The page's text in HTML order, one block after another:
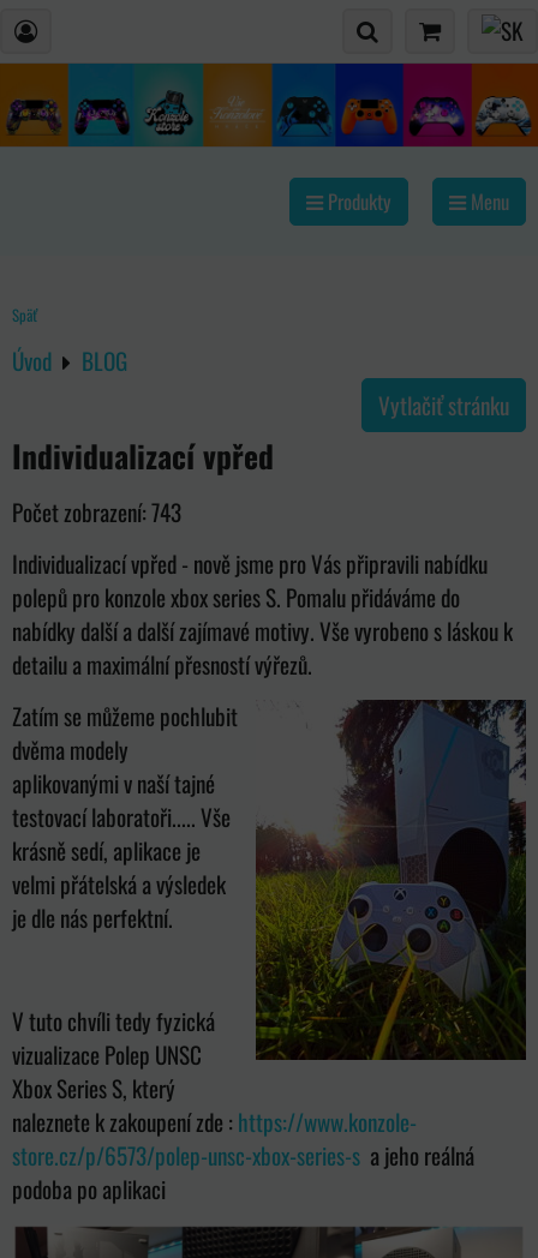
Produkty Menu
Späť
Úvod
BLOG
Vytlačiť stránku
Individualizací vpřed
Počet zobrazení: 743
Individualizací vpřed - nově jsme pro Vás připravili nabídku
polepů pro konzole xbox series S. Pomalu přidáváme do
nabídky další a další zajímavé motivy. Vše vyrobeno s láskou k
detailu a maximální přesností výřezů.
Zatím se můžeme pochlubit
dvěma modely
aplikovanými v naší tajné
testovací laboratoři..... Vše
krásně sedí, aplikace je
velmi přátelská a výsledek
je dle nás perfektní.
V tuto chvíli tedy fyzická
vizualizace Polep UNSC
Xbox Series S, který
naleznete k zakoupení zde : https://www.konzole-
store.cz/p/6573/polep-unsc-xbox-series-s a jeho reálná
podoba po aplikaci